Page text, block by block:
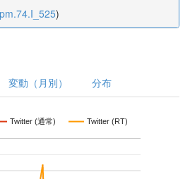
)
変動（月別） 分布
Twitter (通常) Twitter (RT)